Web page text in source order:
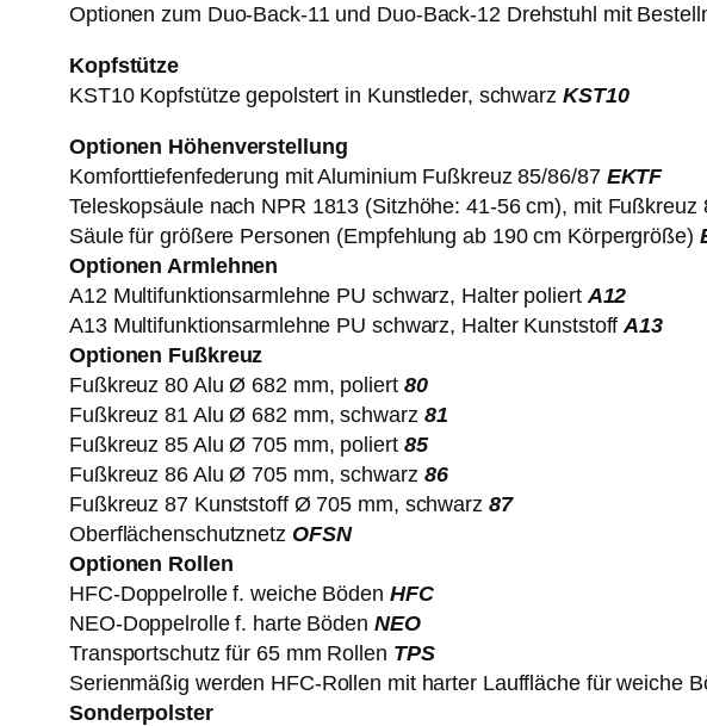
Optionen zum Duo-Back-11 und Duo-Back-12 Drehstuhl mit
Kopfstütze
KST10 Kopfstütze gepolstert in Kunstleder, schwarz KST10
Optionen Höhenverstellung
Komforttiefenfederung mit Aluminium Fußkreuz 85/86/87 EKTF
Teleskopsäule nach NPR 1813 (Sitzhöhe: 41-56 cm), mit Fußkreuz
Säule für größere Personen (Empfehlung ab 190 cm Körpergröße)
Optionen Armlehnen
A12 Multifunktionsarmlehne PU schwarz, Halter poliert A12
A13 Multifunktionsarmlehne PU schwarz, Halter KunststoffA13
Optionen Fußkreuz
Fußkreuz 80 Alu Ø 682 mm, poliert 80
Fußkreuz 81 Alu Ø 682 mm, schwarz 81
Fußkreuz 85 Alu Ø 705 mm, poliert 85
Fußkreuz 86 Alu Ø 705 mm, schwarz 86
Fußkreuz 87 Kunststoff Ø 705 mm, schwarz 87
Oberflächenschutznetz OFSN
Optionen Rollen
HFC-Doppelrolle f. weiche Böden HFC
NEO-Doppelrolle f. harte Böden NEO
Transportschutz für 65 mm Rollen TPS
Serienmäßig werden HFC-Rollen mit harter Lauffläche für weiche
Sonderpolster